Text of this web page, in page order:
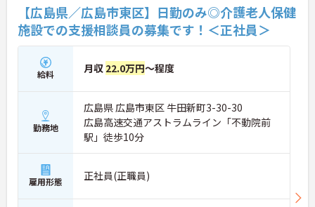
【広島県／広島市東区】日勤のみ◎介護老人保健
施設での支援相談員の募集です！＜正社員＞
給料 月収 22.0万円～程度
勤務地
広島県 広島市東区 牛田新町3-30-30
広島高速交通アストラムライン「不動院前
駅」徒歩10分
雇用形態 正社員(正職員)